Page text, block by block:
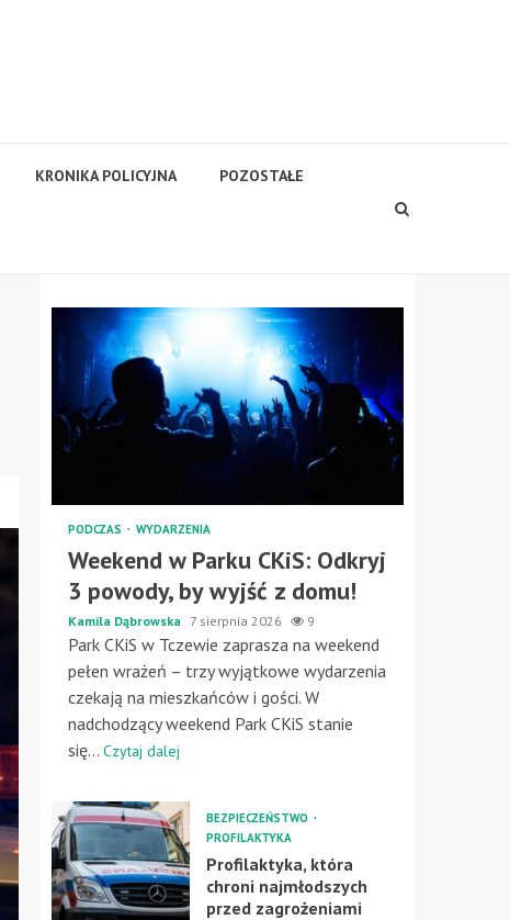
KRONIKA POLICYJNA POZOSTAŁE
PODCZAS WYDARZENIA
Weekend w Parku CKiS: Odkryj
3 powody, by wyjść z domu!
Kamila Dąbrowska 7 sierpnia 2026 9
Park CKiS w Tczewie zaprasza na weekend
pełen wrażeń – trzy wyjątkowe wydarzenia
czekają na mieszkańców i gości. W
nadchodzący weekend Park CKiS stanie
się... Czytaj dalej
BEZPIECZEŃSTWO
PROFILAKTYKA
Profilaktyka, która
chroni najmłodszych
przed zagrożeniami